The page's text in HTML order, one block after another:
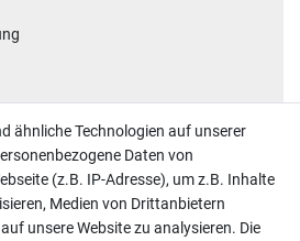
ähnliche Technologien auf unserer
Daten von
(z.B. IP-Adresse), um z.B. Inhalte
Medien von Drittanbietern
unsere Website zu analysieren. Die